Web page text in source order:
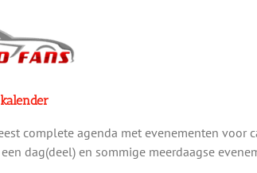
complete agenda met evenementen voor
dag(deel) en sommige meerdaagse